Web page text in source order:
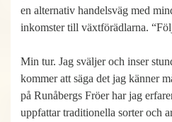
en alternativ handelsväg med
inkomster till växtförädlarna.
Min tur. Jag sväljer och inser
kommer att säga det jag känner
på Runåbergs Fröer har jag
uppfattar traditionella sorter och